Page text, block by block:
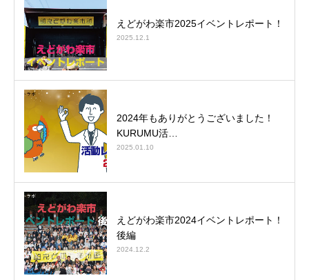
えどがわ楽市2025イベントレポート！
2025.12.1
2024年もありがとうございました！
KURUMU活…
2025.01.10
えどがわ楽市2024イベントレポート！
後編
2024.12.2